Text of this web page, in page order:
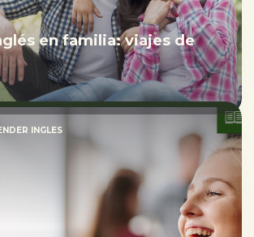
en familia: viajes de
INGLES